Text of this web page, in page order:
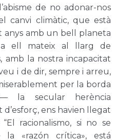
de no adonar-nos
canvi climàtic, que està
anys amb un bell planeta
ell mateix al llarg de
amb la nostra incapacitat
i de dir, sempre i arreu,
per la borda
la secular herència
ens havien llegat
racionalismo, si no se
«razón crítica», está